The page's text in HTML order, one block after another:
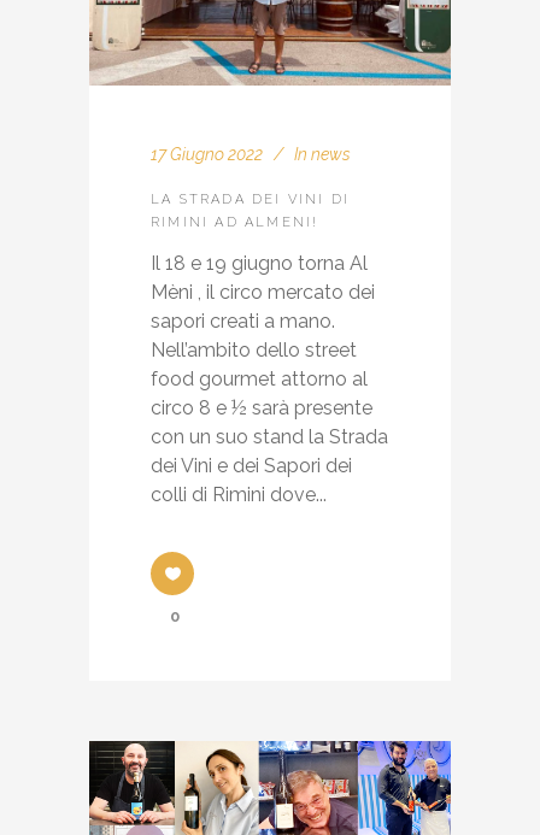
17 Giugno 2022 In news
LA STRADA DEI VINI DI
RIMINI AD ALMENI!
Il 18 e 19 giugno torna Al
Mèni , il circo mercato dei
sapori creati a mano.
Nell’ambito dello street
food gourmet attorno al
circo 8 e ½ sarà presente
con un suo stand la Strada
dei Vini e dei Sapori dei
colli di Rimini dove...
0